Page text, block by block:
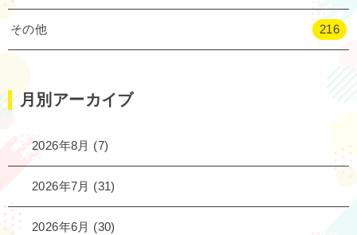
その他 216
月別アーカイブ
2026年8月 (7)
2026年7月 (31)
2026年6月 (30)